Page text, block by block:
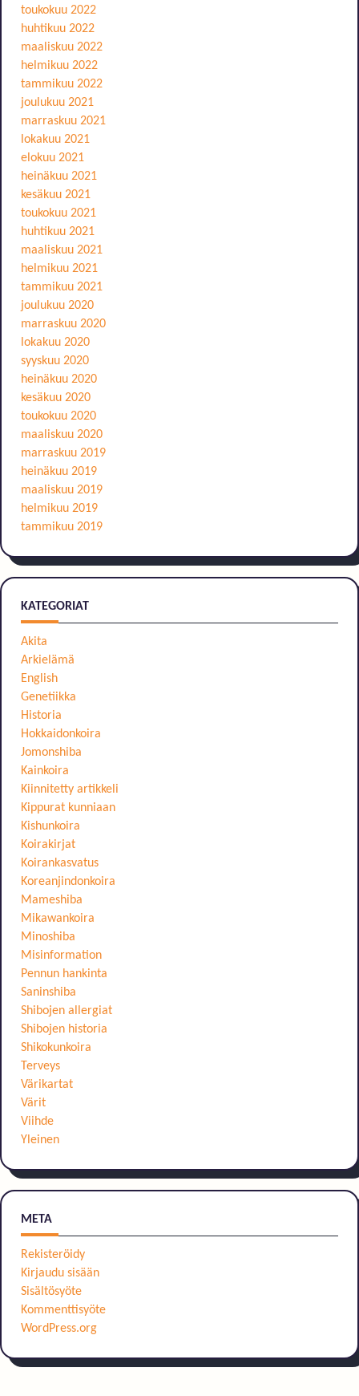
toukokuu 2022
huhtikuu 2022
maaliskuu 2022
helmikuu 2022
tammikuu 2022
joulukuu 2021
marraskuu 2021
lokakuu 2021
elokuu 2021
heinäkuu 2021
kesäkuu 2021
toukokuu 2021
huhtikuu 2021
maaliskuu 2021
helmikuu 2021
tammikuu 2021
joulukuu 2020
marraskuu 2020
lokakuu 2020
syyskuu 2020
heinäkuu 2020
kesäkuu 2020
toukokuu 2020
maaliskuu 2020
marraskuu 2019
heinäkuu 2019
maaliskuu 2019
helmikuu 2019
tammikuu 2019
KATEGORIAT
Akita
Arkielämä
English
Genetiikka
Historia
Hokkaidonkoira
Jomonshiba
Kainkoira
Kiinnitetty artikkeli
Kippurat kunniaan
Kishunkoira
Koirakirjat
Koirankasvatus
Koreanjindonkoira
Mameshiba
Mikawankoira
Minoshiba
Misinformation
Pennun hankinta
Saninshiba
Shibojen allergiat
Shibojen historia
Shikokunkoira
Terveys
Värikartat
Värit
Viihde
Yleinen
META
Rekisteröidy
Kirjaudu sisään
Sisältösyöte
Kommenttisyöte
WordPress.org